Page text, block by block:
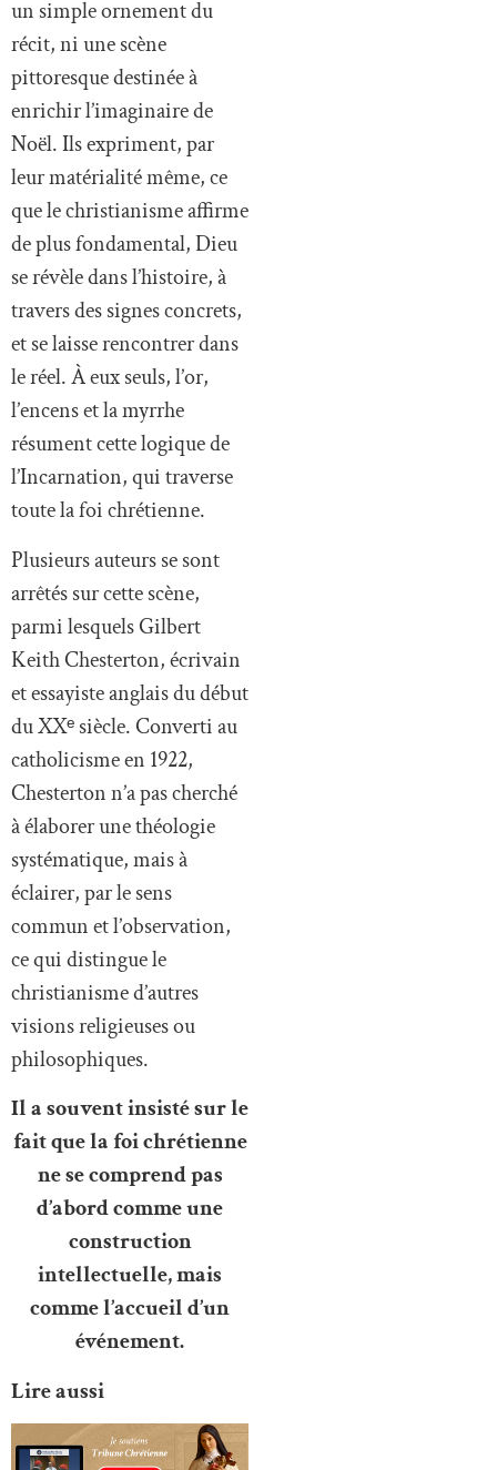
un simple ornement du
récit, ni une scène
pittoresque destinée à
enrichir l’imaginaire de
Noël. Ils expriment, par
leur matérialité même, ce
que le christianisme affirme
de plus fondamental, Dieu
se révèle dans l’histoire, à
travers des signes concrets,
et se laisse rencontrer dans
le réel. À eux seuls, l’or,
l’encens et la myrrhe
résument cette logique de
l’Incarnation, qui traverse
toute la foi chrétienne.
Plusieurs auteurs se sont
arrêtés sur cette scène,
parmi lesquels Gilbert
Keith Chesterton, écrivain
et essayiste anglais du début
du XXᵉ siècle. Converti au
catholicisme en 1922,
Chesterton n’a pas cherché
à élaborer une théologie
systématique, mais à
éclairer, par le sens
commun et l’observation,
ce qui distingue le
christianisme d’autres
visions religieuses ou
philosophiques.
Il a souvent insisté sur le
fait que la foi chrétienne
ne se comprend pas
d’abord comme une
construction
intellectuelle, mais
comme l’accueil d’un
événement.
Lire aussi